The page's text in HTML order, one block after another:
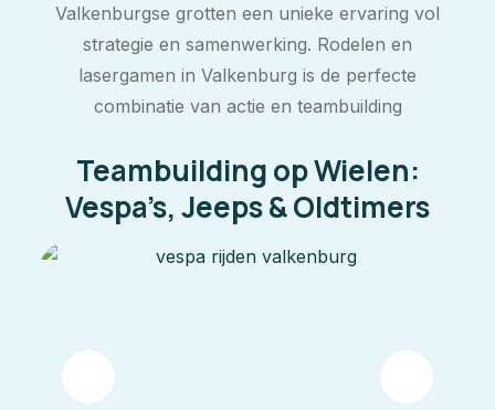
Valkenburgse grotten een unieke ervaring vol
strategie en samenwerking. Rodelen en
lasergamen in Valkenburg is de perfecte
combinatie van actie en teambuilding
Teambuilding op Wielen:
Vespa’s, Jeeps & Oldtimers